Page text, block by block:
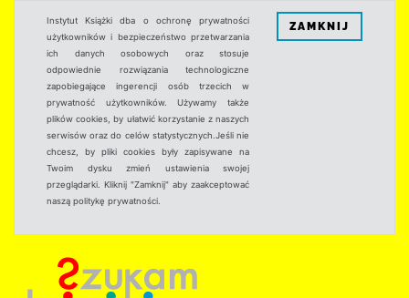
Instytut Książki dba o ochronę prywatności
użytkowników i bezpieczeństwo przetwarzania
ich danych osobowych oraz stosuje
odpowiednie rozwiązania technologiczne
zapobiegające ingerencji osób trzecich w
prywatność użytkowników. Używamy także
plików cookies, by ułatwić korzystanie z naszych
serwisów oraz do celów statystycznych.Jeśli nie
chcesz, by pliki cookies były zapisywane na
Twoim dysku zmień ustawienia swojej
przeglądarki. Kliknij "Zamknij" aby zaakceptować
naszą politykę prywatności.
ZAMKNIJ